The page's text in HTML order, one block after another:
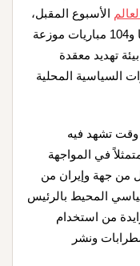
الأسبوع المقبل،
والتي تشهد توسعًا تاريخيًا يضم 48 فريقًا و104 مباريات موزعة
بيئة تهديد معقدة
السياسية المحلية
وقت تشهد فيه
في المواجهة
من جهة وإيران من
المحيط بالرئيس
من استخدام
ونشر